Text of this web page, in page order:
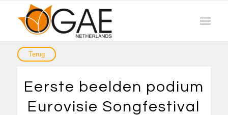
Eerste beelden podium
Eurovisie Songfestival